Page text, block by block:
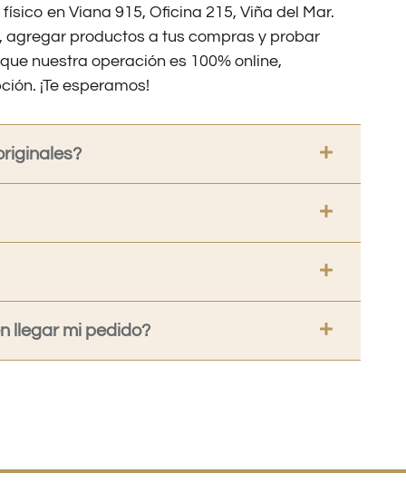
en Viana 915, Oficina 215, Viña del Mar.
agregar productos a tus compras y probar
nuestra operación es 100% online,
¡Te esperamos!
llegar mi pedido?